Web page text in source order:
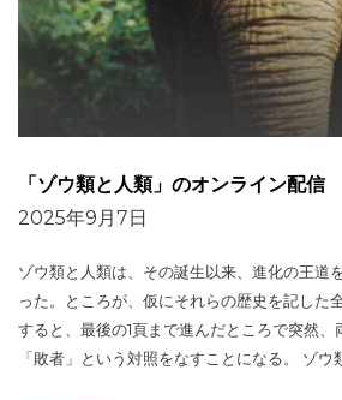
「ゾウ類と人類」のオンライン配信
2025年9月7日
ゾウ類と人類は、その誕生以来、進化の王道
った。ところが、仮にそれらの歴史を記した
すると、最後の1頁まで進んだところで突然、
「敗者」という対照をなすことになる。 ゾウ